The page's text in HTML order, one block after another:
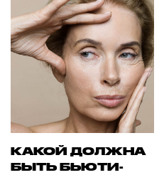
КАКОЙ ДОЛЖНА
БЫТЬ БЬЮТИ-